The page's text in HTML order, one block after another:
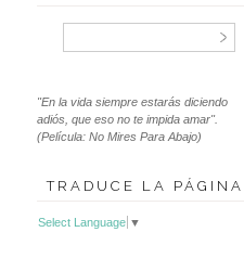
"En la vida siempre estarás diciendo
adiós, que eso no te impida amar".
(Película: No Mires Para Abajo)
TRADUCE LA PÁGINA
Select Language ▼